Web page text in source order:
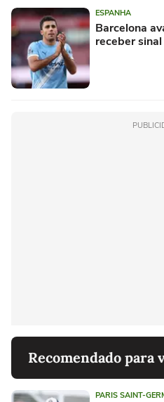
ESPANHA
Barcelona
receber
Recomendado para
PARIS SAINT-